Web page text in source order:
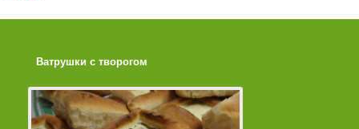
Ватрушки с творогом